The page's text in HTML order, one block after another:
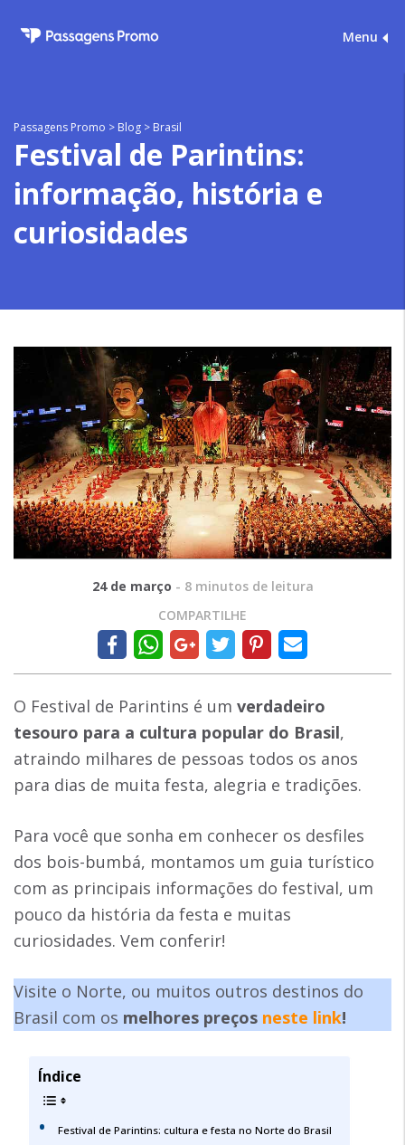
Menu
Passagens Promo > Blog > Brasil
Festival de Parintins:
informação, história e
curiosidades
24 de março - 8 minutos de leitura
COMPARTILHE
O Festival de Parintins é um verdadeiro
tesouro para a cultura popular do Brasil,
atraindo milhares de pessoas todos os anos
para dias de muita festa, alegria e tradições.
Para você que sonha em conhecer os desfiles
dos bois-bumbá, montamos um guia turístico
com as principais informações do festival, um
pouco da história da festa e muitas
curiosidades. Vem conferir!
Visite o Norte, ou muitos outros destinos do
Brasil com os melhores preços neste link!
Índice
Festival de Parintins: cultura e festa no Norte do Brasil